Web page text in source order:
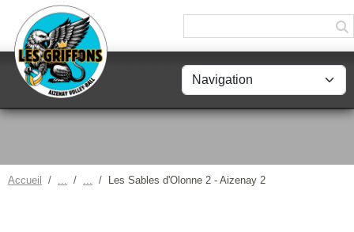
Accueil Les Sables d'Olonne 2 - Aizenay 2
Panneau de gestion des cookies